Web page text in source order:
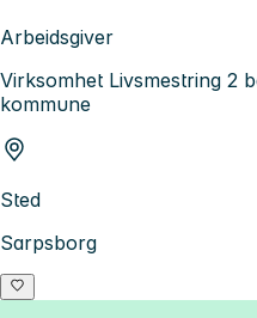
Arbeidsgiver
Virksomhet Livsmestring 2
kommune
Sted
Sarpsborg